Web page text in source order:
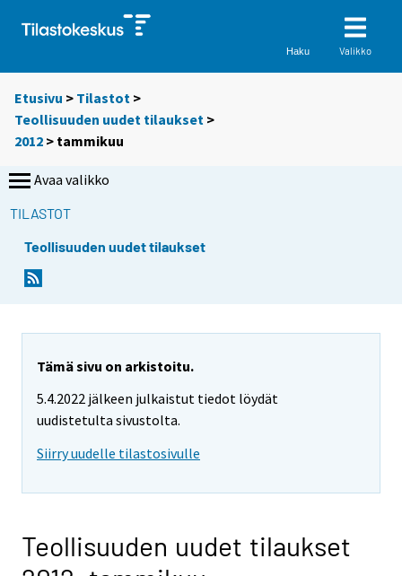
Haku Valikko
Etusivu > Tilastot >
Teollisuuden uudet tilaukset >
2012 > tammikuu
Avaa valikko
TILASTOT
Teollisuuden uudet tilaukset
Tämä sivu on arkistoitu.
5.4.2022 jälkeen julkaistut tiedot löydät
uudistetulta sivustolta.
Siirry uudelle tilastosivulle
Teollisuuden uudet tilaukset